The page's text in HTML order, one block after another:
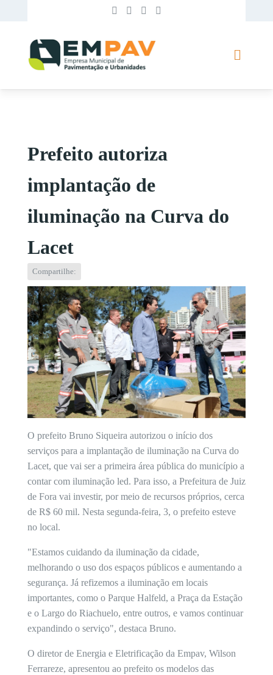
Prefeito autoriza
implantação de
iluminação na Curva do
Lacet
Compartilhe:
O prefeito Bruno Siqueira autorizou o início dos
serviços para a implantação de iluminação na Curva do
Lacet, que vai ser a primeira área pública do município a
contar com iluminação led. Para isso, a Prefeitura de Juiz
de Fora vai investir, por meio de recursos próprios, cerca
de R$ 60 mil. Nesta segunda-feira, 3, o prefeito esteve
no local.
"Estamos cuidando da iluminação da cidade,
melhorando o uso dos espaços públicos e aumentando a
segurança. Já refizemos a iluminação em locais
importantes, como o Parque Halfeld, a Praça da Estação
e o Largo do Riachuelo, entre outros, e vamos continuar
expandindo o serviço", destaca Bruno.
O diretor de Energia e Eletrificação da Empav, Wilson
Ferrareze, apresentou ao prefeito os modelos das